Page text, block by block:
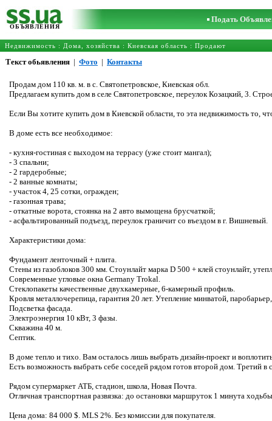
ОБЪЯВЛЕНИЯ
Подать
Недвижимость : Дома, хозяйства : Киевская область : Продают
Текст обьявления | Фото | Контакты
Продам дом 110 кв. м. в с. Святопетровское, Киевская обл.
Предлагаем купить дом в селе Святопетровское, переулок Козацкий, 3.
Если Вы хотите купить дом в Киевской области, то эта недвижимость то,
В доме есть все необходимое:
- кухня-гостиная с выходом на террасу (уже стоит мангал);
- 3 спальни;
- 2 гардеробные;
- 2 ванные комнаты;
- участок 4, 25 сотки, огражден;
- газонная трава;
- откатные ворота, стоянка на 2 авто вымощена брусчаткой;
- асфальтированный подъезд, переулок граничит со въездом в г. Вишневый.
Характеристики дома:
Фундамент ленточный + плита.
Стены из газоблоков 300 мм. Стоунлайт марка D 500 + клей стоунлайт,
Современные угловые окна Germany Trokal.
Стеклопакеты качественные двухкамерные, 6-камерный профиль.
Кровля металлочерепица, гарантия 20 лет. Утепление минватой,
Подсветка фасада.
Электроэнергия 10 кВт, 3 фазы.
Скважина 40 м.
Септик.
В доме тепло и тихо. Вам осталось лишь выбрать дизайн-проект и
Есть возможность выбрать себе соседей рядом готов второй дом. Третий в
Рядом супермаркет АТБ, стадион, школа, Новая Почта.
Отличная транспортная развязка: до остановки маршруток 1 минута
Цена дома: 84 000 $. MLS 2%. Без комиссии для покупателя.